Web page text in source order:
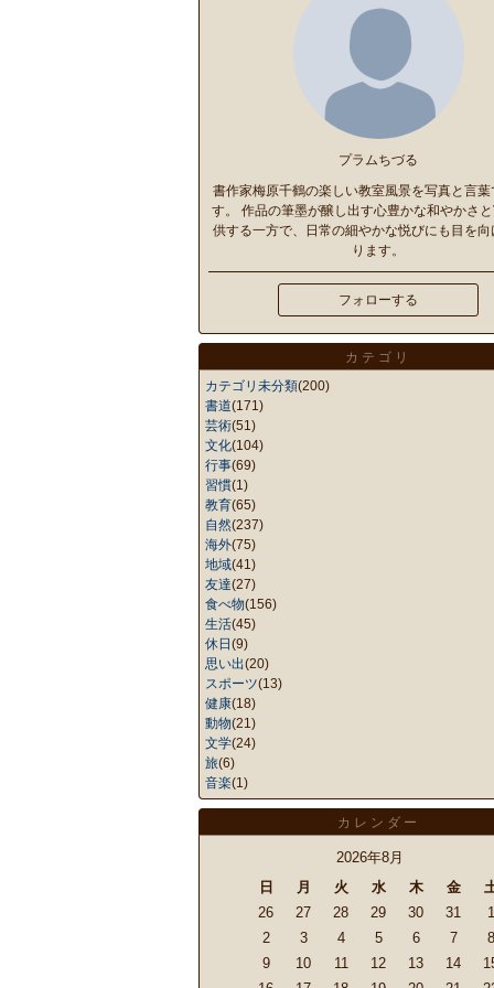
プラムちづる
書作家梅原千鶴の楽しい教室風景を写真と言葉
す。 作品の筆墨が醸し出す心豊かな和やかさ
供する一方で、日常の細やかな悦びにも目を向
ります。
フォローする
カテゴリ
カテゴリ未分類(200)
書道(171)
芸術(51)
文化(104)
行事(69)
習慣(1)
教育(65)
自然(237)
海外(75)
地域(41)
友達(27)
食べ物(156)
生活(45)
休日 (9)
思い出(20)
スポーツ(13)
健康(18)
動物(21)
文学(24)
旅(6)
音楽(1)
カレンダー
2026年8月
日
月 火 水 木 金
26
27 28 29 30 31
1
2
3 4 5 6 7
8
9
10 11 12 13 14